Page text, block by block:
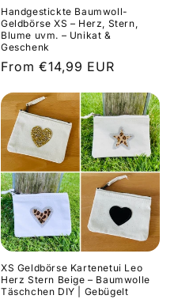
Handgestickte Baumwoll-
Geldbörse XS – Herz, Stern,
Blume uvm. – Unikat &
Geschenk
Regular
From €14,99 EUR
XS Geldbörse Kartenetui Leo
Herz Stern Beige – Baumwolle
Täschchen DIY | Gebügelt